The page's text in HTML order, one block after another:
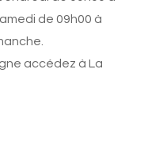
de 09h00 à
accédez à La